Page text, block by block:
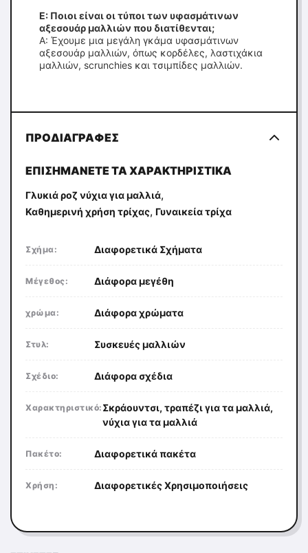
Ε: Ποιοι είναι οι τύποι των υφασμάτινων
αξεσουάρ μαλλιών που διατίθενται;
Α: Έχουμε μια μεγάλη γκάμα υφασμάτινων
αξεσουάρ μαλλιών, όπως κορδέλες, λαστιχάκια
μαλλιών, scrunchies και τσιμπίδες μαλλιών.
ΠΡΟΔΙΑΓΡΑΦΈΣ
ΕΠΙΣΗΜΆΝΕΤΕ ΤΑ ΧΑΡΑΚΤΗΡΙΣΤΙΚΆ
Γλυκιά ροζ νύχια για μαλλιά,
Καθημερινή χρήση τρίχας, Γυναικεία τρίχα
Σχήμα: Διαφορετικά Σχήματα
Μέγεθος: Διάφορα μεγέθη
χρώμα: Διάφορα χρώματα
Στυλ: Συσκευές μαλλιών
Σχέδιο: Διάφορα σχέδια
Χαρακτηριστικό: Σκράουντσι, τραπέζι για τα μαλλιά,
νύχια για τα μαλλιά
Πακέτο: Διαφορετικά πακέτα
Χρήση: Διαφορετικές Χρησιμοποιήσεις